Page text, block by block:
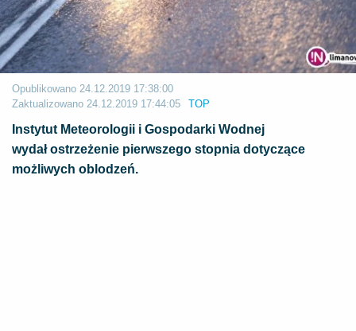
Opublikowano 24.12.2019 17:38:00
Zaktualizowano 24.12.2019 17:44:05 TOP
Instytut Meteorologii i Gospodarki Wodnej
wydał ostrzeżenie pierwszego stopnia dotyczące
możliwych oblodzeń.